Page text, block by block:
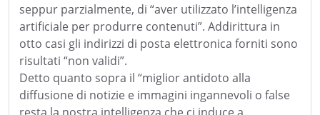
seppur parzialmente, di “aver utilizzato l’intelligenza
artificiale per produrre contenuti”. Addirittura in
otto casi gli indirizzi di posta elettronica forniti sono
risultati “non validi”.
Detto quanto sopra il “miglior antidoto alla
diffusione di notizie e immagini ingannevoli o false